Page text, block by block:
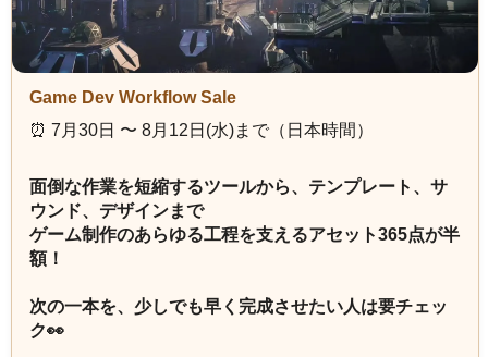
Game Dev Workflow Sale
⏰️ 7月30日 〜 8月12日(水)まで（日本時間）
面倒な作業を短縮するツールから、テンプレート、サ
ウンド、デザインまで
ゲーム制作のあらゆる工程を支えるアセット365点が半
額！
次の一本を、少しでも早く完成させたい人は要チェッ
ク👀